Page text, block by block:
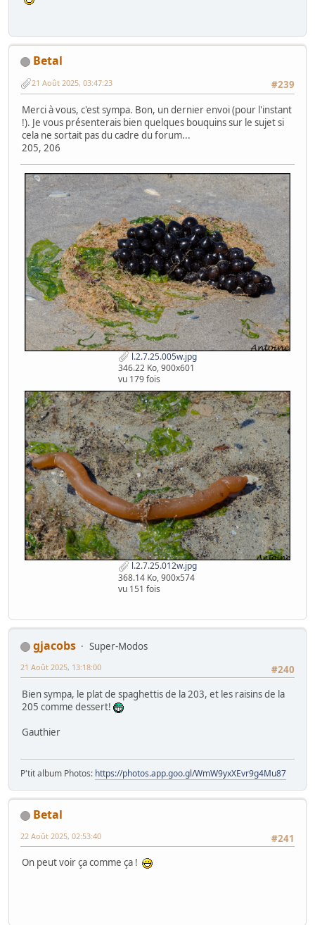
Betal
#239
21 Août 2025, 03:47:23
Merci à vous, c'est sympa. Bon, un dernier envoi (pour l'instant
!). Je vous présenterais bien quelques bouquins sur le sujet si
cela ne sortait pas du cadre du forum...
205, 206
l.2.7.25.005w.jpg
346.22 Ko, 900x601
vu 179 fois
l.2.7.25.012w.jpg
368.14 Ko, 900x574
vu 151 fois
gjacobs
Super-Modos
#240
21 Août 2025, 13:18:00
Bien sympa, le plat de spaghettis de la 203, et les raisins de la
205 comme dessert!
Gauthier
P'tit album Photos: https://photos.app.goo.gl/WmW9yxXEvr9g4Mu87
Betal
#241
22 Août 2025, 02:53:40
On peut voir ça comme ça !